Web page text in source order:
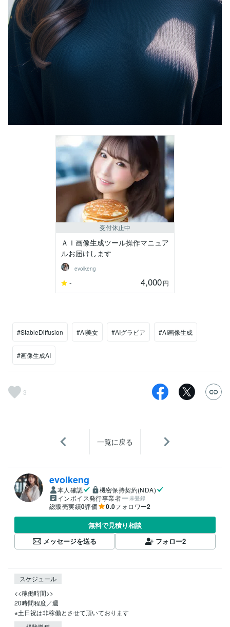
受付休止中
ＡＩ画像生成ツール操作マニュア
ルお届けします
evolkeng
- 4,000円
#StableDiffusion #AI美女 #AIグラビア #AI画像生成
#画像生成AI
3
一覧に戻る
evolkeng
本人確認
機密保持契約(NDA)
インボイス発行事業者
未登録
総販売実績0評価 0.0フォロワー2
無料で見積り相談
メッセージを送る
フォロー2
スケジュール
<<稼働時間>>
20時間程度／週
※土日祝は非稼働とさせて頂いております